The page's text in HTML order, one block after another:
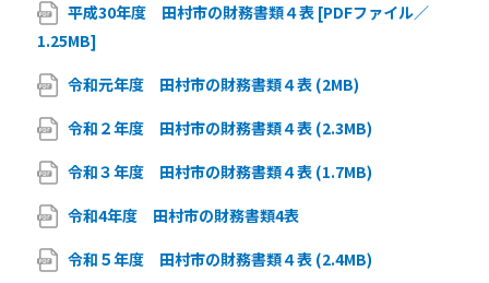
平成30年度 田村市の財務書類４表 [PDFファイル／
1.25MB]
令和元年度 田村市の財務書類４表 (2MB)
令和２年度 田村市の財務書類４表 (2.3MB)
令和３年度 田村市の財務書類４表 (1.7MB)
令和4年度 田村市の財務書類4表
令和５年度 田村市の財務書類４表 (2.4MB)